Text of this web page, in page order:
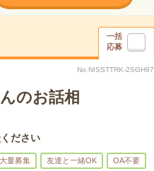
一括
応募
No.NISSTTRK-2SGH97
のお話相
ださい
量募集 友達と一緒OK OA不要